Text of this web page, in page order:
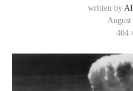
written by
404